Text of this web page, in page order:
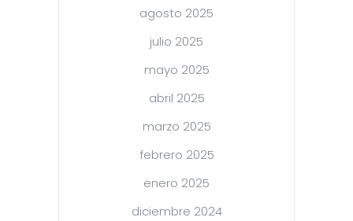
agosto 2025
julio 2025
mayo 2025
abril 2025
marzo 2025
febrero 2025
enero 2025
diciembre 2024